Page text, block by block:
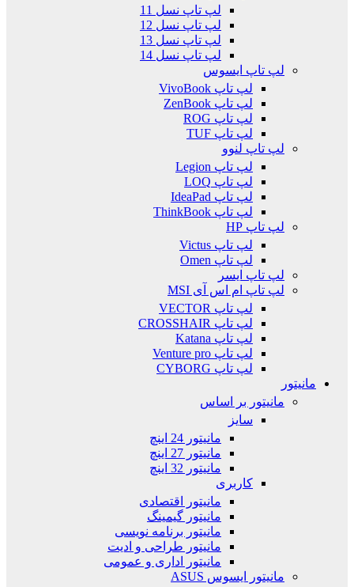
لپ تاپ نسل 11
لپ تاپ نسل 12
لپ تاپ نسل 13
لپ تاپ نسل 14
لپ تاپ ایسوس
لپ تاپ VivoBook
لپ تاپ ZenBook
لپ تاپ ROG
لپ تاپ TUF
لپ تاپ لنوو
لپ تاپ Legion
لپ تاپ LOQ
لپ تاپ IdeaPad
لپ تاپ ThinkBook
لپ تاپ HP
لپ تاپ Victus
لپ تاپ Omen
لپ تاپ ایسر
لپ تاپ ام اس آی MSI
لپ تاپ VECTOR
لپ تاپ CROSSHAIR
لپ تاپ Katana
لپ تاپ Venture pro
لپ تاپ CYBORG
مانیتور
مانیتور بر اساس
سایز
مانیتور 24 اینچ
مانیتور 27 اینچ
مانیتور 32 اینچ
کاربری
مانیتور اقتصادی
مانیتور گیمینگ
مانیتور برنامه نویسی
مانیتور طراحی و ادیت
مانیتور اداری و عمومی
مانیتور ایسوس ASUS